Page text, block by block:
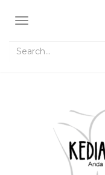
TOGGLE
Search for: